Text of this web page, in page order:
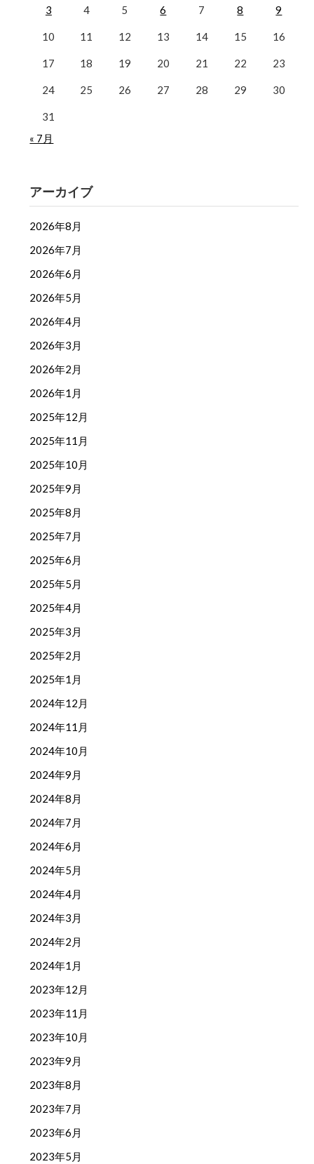
3 4 5 6 7 8 9
10 11 12 13 14 15 16
17 18 19 20 21 22 23
24 25 26 27 28 29 30
31
« 7月
アーカイブ
2026年8月
2026年7月
2026年6月
2026年5月
2026年4月
2026年3月
2026年2月
2026年1月
2025年12月
2025年11月
2025年10月
2025年9月
2025年8月
2025年7月
2025年6月
2025年5月
2025年4月
2025年3月
2025年2月
2025年1月
2024年12月
2024年11月
2024年10月
2024年9月
2024年8月
2024年7月
2024年6月
2024年5月
2024年4月
2024年3月
2024年2月
2024年1月
2023年12月
2023年11月
2023年10月
2023年9月
2023年8月
2023年7月
2023年6月
2023年5月